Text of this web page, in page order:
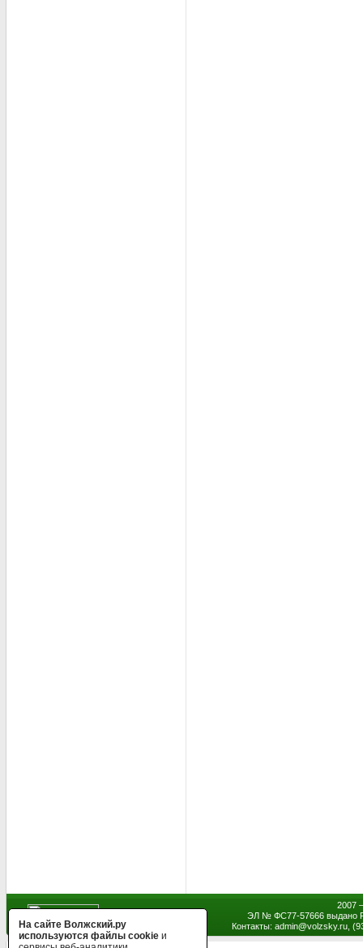
2007
ЭЛ № ФС77-57666 выдано
Контакты: admin@volzsky.ru,
На сайте Волжский.ру
используются файлы cookie и